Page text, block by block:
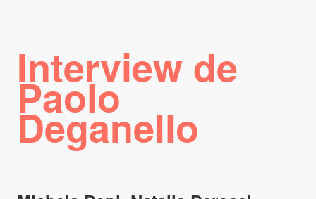
Interview de
Paolo
Deganello